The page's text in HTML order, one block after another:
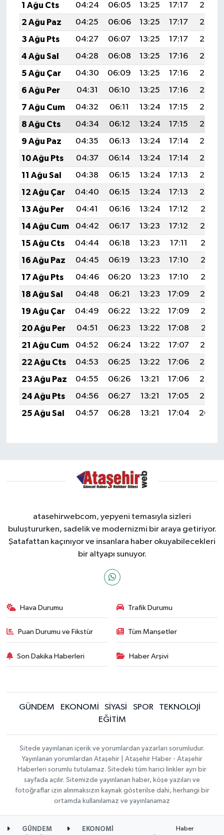
1 Ağu Cts
04:24 06:05 13:25 17:17
20:35
2 Ağu Paz
04:25 06:06 13:25 17:17
20:34
3 Ağu Pts
04:27 06:07 13:25 17:17
20:33
4 Ağu Sal
04:28 06:08 13:25 17:16
20:32
5 Ağu Çar
04:30 06:09 13:25 17:16
20:30
6 Ağu Per
04:31 06:10 13:25 17:16
20:29
7 Ağu Cum
04:32 06:11 13:24 17:15
20:28
8 Ağu Cts
04:34 06:12 13:24 17:15
20:27
9 Ağu Paz
04:35 06:13 13:24 17:14
20:26
10 Ağu Pts
04:37 06:14 13:24 17:14
20:25
11 Ağu Sal
04:38 06:15 13:24 17:13
20:23
12 Ağu Çar
04:40 06:15 13:24 17:13
20:22
13 Ağu Per
04:41 06:16 13:24 17:12
20:21
14 Ağu Cum
04:42 06:17 13:23 17:12
20:19
15 Ağu Cts
04:44 06:18 13:23 17:11
20:18
16 Ağu Paz
04:45 06:19 13:23 17:10
20:17
17 Ağu Pts
04:46 06:20 13:23 17:10
20:15
18 Ağu Sal
04:48 06:21 13:23 17:09
20:14
19 Ağu Çar
04:49 06:22 13:22 17:09
20:13
20 Ağu Per
04:51 06:23 13:22 17:08
20:11
21 Ağu Cum
04:52 06:24 13:22 17:07
20:10
22 Ağu Cts
04:53 06:25 13:22 17:06
20:08
23 Ağu Paz
04:55 06:26 13:21 17:06
20:07
24 Ağu Pts
04:56 06:27 13:21 17:05
20:05
25 Ağu Sal
04:57 06:28 13:21 17:04 20:04
atasehirwebcom, yepyeni temasıyla sizleri
buluştururken, sadelik ve modernizmi bir araya getiriyor.
Şatafattan kaçınıyor ve insanlara haber okuyabilecekleri
bir altyapı sunuyor.
Hava Durumu Trafik Durumu
Puan Durumu ve Fikstür Tüm Manşetler
Son Dakika Haberleri Haber Arşivi
GÜNDEM EKONOMİ SİYASİ SPOR
TEKNOLOJİ
EĞİTİM
Sitede yayınlanan içerik ve yorumlardan yazarları sorumludur.
Yayınlanan yorumlardan Ataşehir | Ataşehir Haber - Ataşehir
Haberleri sorumlu tutulamaz. Sitedeki tüm harici linkler ayrı bir
sayfada açılır. Sitemizde yayınlanan haber, köşe yazıları ve
fotoğraflar izin alınmaksızın kaynak gösterilse dahi, herhangi bir
ortamda kullanılamaz ve yayınlanamaz
GÜNDEM EKONOMİ Haber